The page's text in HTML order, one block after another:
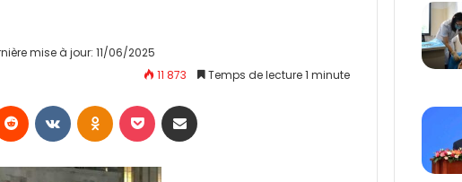
mise à jour: 11/06/2025
11 873
Temps de lecture 1 minute